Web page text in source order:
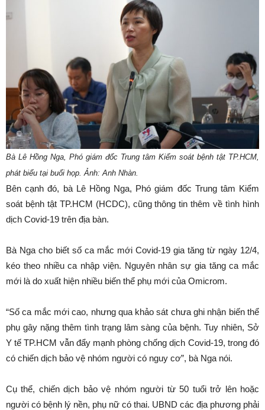
Bà Lê Hồng Nga, Phó giám đốc Trung tâm Kiểm soát bệnh tật TP.HCM,
phát biểu tại buổi họp. Ảnh: Anh Nhàn.
Bên cạnh đó, bà Lê Hồng Nga, Phó giám đốc Trung tâm Kiểm
soát bệnh tật TP.HCM (HCDC), cũng thông tin thêm về tình hình
dịch Covid-19 trên địa bàn.
Bà Nga cho biết số ca mắc mới Covid-19 gia tăng từ ngày 12/4,
kéo theo nhiều ca nhập viện. Nguyên nhân sự gia tăng ca mắc
mới là do xuất hiện nhiều biến thể phụ mới của Omicrom.
“Số ca mắc mới cao, nhưng qua khảo sát chưa ghi nhận biến thể
phụ gây nặng thêm tình trạng lâm sàng của bệnh. Tuy nhiên, Sở
Y tế TP.HCM vẫn đẩy mạnh phòng chống dịch Covid-19, trong đó
có chiến dịch bảo vệ nhóm người có nguy cơ”, bà Nga nói.
Cụ thể, chiến dịch bảo vệ nhóm người từ 50 tuổi trở lên hoặc
người có bệnh lý nền, phụ nữ có thai. UBND các địa phương phải